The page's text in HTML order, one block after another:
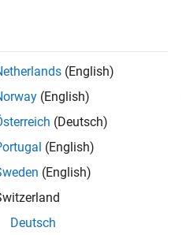
(English)
(English)
(Deutsch)
(English)
(English)
Deutsch